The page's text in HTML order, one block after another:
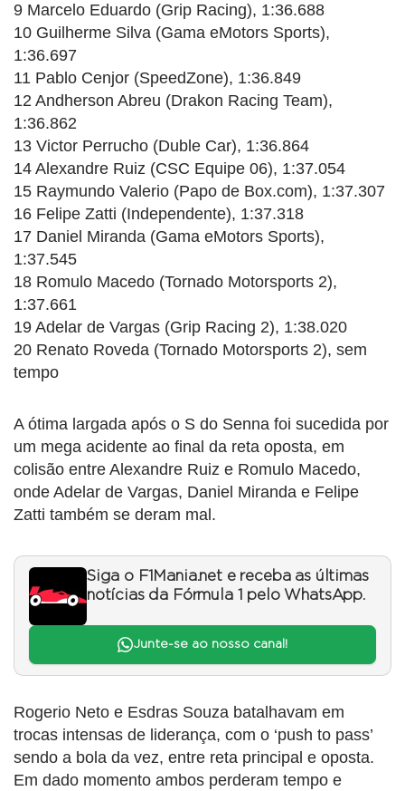
9 Marcelo Eduardo (Grip Racing), 1:36.688
10 Guilherme Silva (Gama eMotors Sports),
1:36.697
11 Pablo Cenjor (SpeedZone), 1:36.849
12 Andherson Abreu (Drakon Racing Team),
1:36.862
13 Victor Perrucho (Duble Car), 1:36.864
14 Alexandre Ruiz (CSC Equipe 06), 1:37.054
15 Raymundo Valerio (Papo de Box.com), 1:37.307
16 Felipe Zatti (Independente), 1:37.318
17 Daniel Miranda (Gama eMotors Sports),
1:37.545
18 Romulo Macedo (Tornado Motorsports 2),
1:37.661
19 Adelar de Vargas (Grip Racing 2), 1:38.020
20 Renato Roveda (Tornado Motorsports 2), sem
tempo
A ótima largada após o S do Senna foi sucedida por
um mega acidente ao final da reta oposta, em
colisão entre Alexandre Ruiz e Romulo Macedo,
onde Adelar de Vargas, Daniel Miranda e Felipe
Zatti também se deram mal.
Siga o F1Mania.net e receba as últimas
notícias da Fórmula 1 pelo WhatsApp.
Junte-se ao nosso canal!
Rogerio Neto e Esdras Souza batalhavam em
trocas intensas de liderança, com o ‘push to pass’
sendo a bola da vez, entre reta principal e oposta.
Em dado momento ambos perderam tempo e